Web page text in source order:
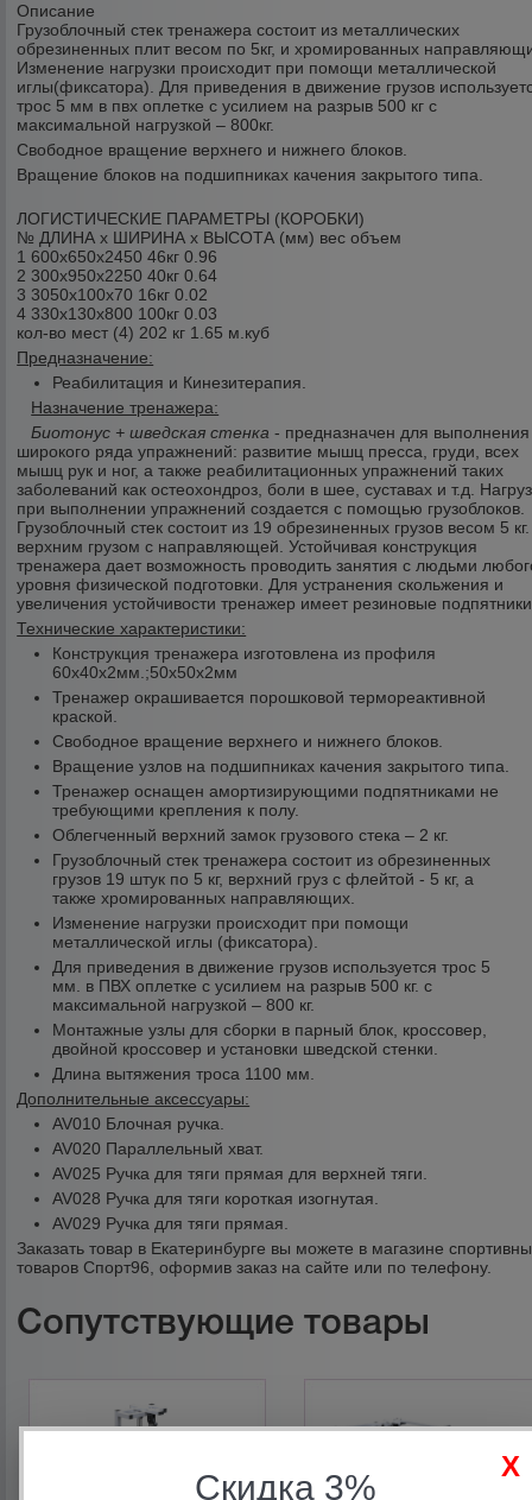
Описание
Грузоблочный стек тренажера состоит из металлических
обрезиненных плит весом по 5кг, и хромированных
Изменение нагрузки происходит при помощи металлической
иглы(фиксатора). Для приведения в движение грузов
трос 5 мм в пвх оплетке с усилием на разрыв 500 кг с
максимальной нагрузкой – 800кг.
Свободное вращение верхнего и нижнего блоков.
Вращение блоков на подшипниках качения закрытого типа.
ЛОГИСТИЧЕСКИЕ ПАРАМЕТРЫ (КОРОБКИ)
№ ДЛИНА x ШИРИНА x ВЫСОТА (мм) вес объем
1 600x650x2450 46кг 0.96
2 300x950x2250 40кг 0.64
3 3050x100x70 16кг 0.02
4 330x130x800 100кг 0.03
кол-во мест (4) 202 кг 1.65 м.куб
Предназначение:
Реабилитация и Кинезитерапия.
Назначение тренажера:
Биотонус + шведская стенка - предназначен для выполнения
широкого ряда упражнений: развитие мышц пресса, груди, всех
мышц рук и ног, а также реабилитационных упражнений таких
заболеваний как остеохондроз, боли в шее, суставах и т.д.
при выполнении упражнений создается с помощью грузоблоков.
Грузоблочный стек состоит из 19 обрезиненных грузов весом 5
верхним грузом с направляющей. Устойчивая конструкция
тренажера дает возможность проводить занятия с людьми
уровня физической подготовки. Для устранения скольжения и
увеличения устойчивости тренажер имеет резиновые
Технические характеристики:
Конструкция тренажера изготовлена из профиля
60х40х2мм.;50х50х2мм
Тренажер окрашивается порошковой термореактивной
краской.
Свободное вращение верхнего и нижнего блоков.
Вращение узлов на подшипниках качения закрытого типа.
Тренажер оснащен амортизирующими подпятниками не
требующими крепления к полу.
Облегченный верхний замок грузового стека – 2 кг.
Грузоблочный стек тренажера состоит из обрезиненных
грузов 19 штук по 5 кг, верхний груз с флейтой - 5 кг, а
также хромированных направляющих.
Изменение нагрузки происходит при помощи
металлической иглы (фиксатора).
Для приведения в движение грузов используется трос 5
мм. в ПВХ оплетке с усилием на разрыв 500 кг. с
максимальной нагрузкой – 800 кг.
Монтажные узлы для сборки в парный блок, кроссовер,
двойной кроссовер и установки шведской стенки.
Длина вытяжения троса 1100 мм.
Дополнительные аксессуары:
AV010 Блочная ручка.
AV020 Параллельный хват.
AV025 Ручка для тяги прямая для верхней тяги.
AV028 Ручка для тяги короткая изогнутая.
AV029 Ручка для тяги прямая.
Заказать товар в Екатеринбурге вы можете в магазине
товаров Спорт96, оформив заказ на сайте или по телефону.
Сопутствующие товары
Скидка 3%